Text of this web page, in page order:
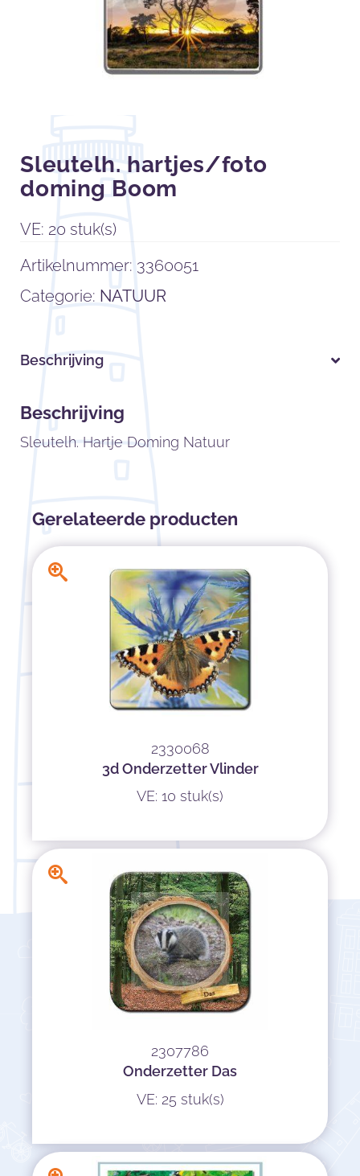
Sleutelh. hartjes/foto
doming Boom
VE: 20 stuk(s)
Artikelnummer: 3360051
Categorie: NATUUR
Beschrijving
Beschrijving
Sleutelh. Hartje Doming Natuur
Gerelateerde producten
2330068
3d Onderzetter Vlinder
VE: 10 stuk(s)
2307786
Onderzetter Das
VE: 25 stuk(s)